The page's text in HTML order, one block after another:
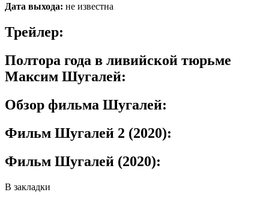
Дата выхода: не известна
Трейлер:
Полтора года в ливийской тюрьме
Максим Шугалей:
Обзор фильма Шугалей:
Фильм Шугалей 2 (2020):
Фильм Шугалей (2020):
В закладки